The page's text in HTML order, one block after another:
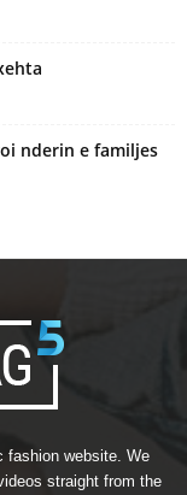
nderin e familjes
fashion website. We
straight from the